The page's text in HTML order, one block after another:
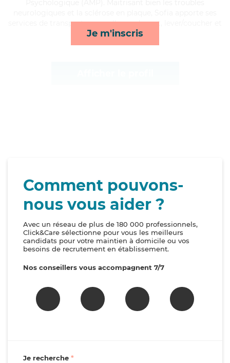
Je m'inscris
services de transports, surveillance de nuit, lever/coucher et
rappels*
Comment pouvons-
nous vous aider ?
Avec un réseau de plus de 180 000 professionnels,
Click&Care sélectionne pour vous les meilleurs
candidats pour votre maintien à domicile ou vos
besoins de recrutement en établissement.
Nos conseillers vous accompagnent 7/7
Je recherche